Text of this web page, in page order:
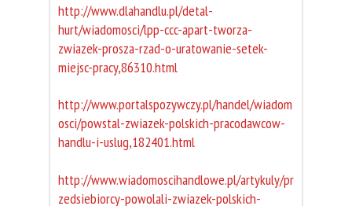
http://www.dlahandlu.pl/detal-
hurt/wiadomosci/lpp-ccc-apart-tworza-
zwiazek-prosza-rzad-o-uratowanie-setek-
miejsc-pracy,86310.html
http://www.portalspozywczy.pl/handel/wiadom
osci/powstal-zwiazek-polskich-pracodawcow-
handlu-i-uslug,182401.html
http://www.wiadomoscihandlowe.pl/artykuly/pr
zedsiebiorcy-powolali-zwiazek-polskich-